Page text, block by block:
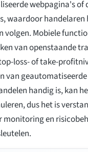
webpagina's of
waardoor handelaren
volgen. Mobiele
van openstaande
loss- of take-
van
handig is, kan
dus het is
monitoring en